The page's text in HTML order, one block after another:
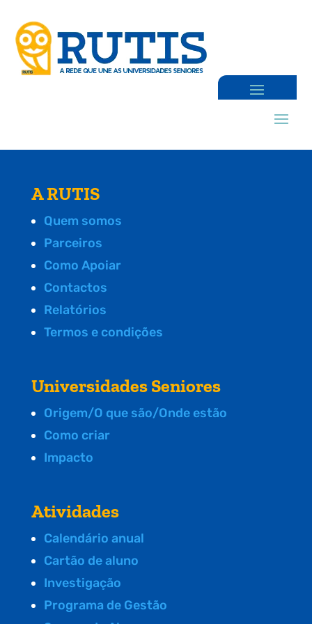
A RUTIS
Quem somos
Parceiros
Como Apoiar
Contactos
Relatórios
Termos e condições
Universidades Seniores
Origem/O que são/Onde estão
Como criar
Impacto
Atividades
Calendário anual
Cartão de aluno
Investigação
Programa de Gestão